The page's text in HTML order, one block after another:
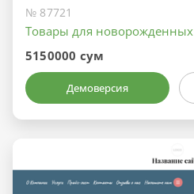
№ 87721
Товары для новорожденных
5150000 сум
Демоверсия